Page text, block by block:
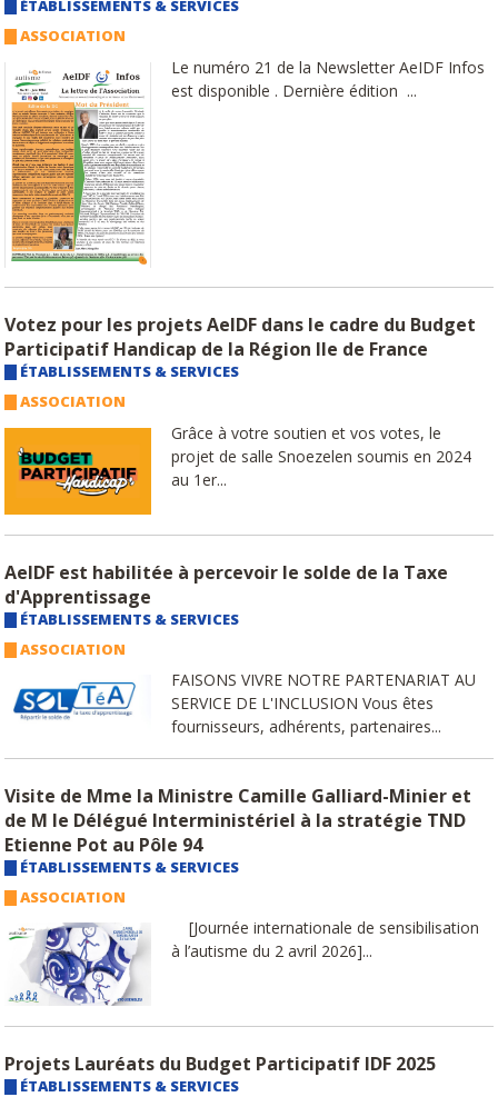
ÉTABLISSEMENTS & SERVICES
ASSOCIATION
Le numéro 21 de la Newsletter AeIDF Infos
est disponible . Dernière édition ...
Votez pour les projets AeIDF dans le cadre du Budget
Participatif Handicap de la Région Ile de France
ÉTABLISSEMENTS & SERVICES
ASSOCIATION
Grâce à votre soutien et vos votes, le
projet de salle Snoezelen soumis en 2024
au 1er...
AeIDF est habilitée à percevoir le solde de la Taxe
d'Apprentissage
ÉTABLISSEMENTS & SERVICES
ASSOCIATION
FAISONS VIVRE NOTRE PARTENARIAT AU
SERVICE DE L'INCLUSION Vous êtes
fournisseurs, adhérents, partenaires...
Visite de Mme la Ministre Camille Galliard-Minier et
de M le Délégué Interministériel à la stratégie TND
Etienne Pot au Pôle 94
ÉTABLISSEMENTS & SERVICES
ASSOCIATION
[Journée internationale de sensibilisation
à l’autisme du 2 avril 2026]...
Projets Lauréats du Budget Participatif IDF 2025
ÉTABLISSEMENTS & SERVICES